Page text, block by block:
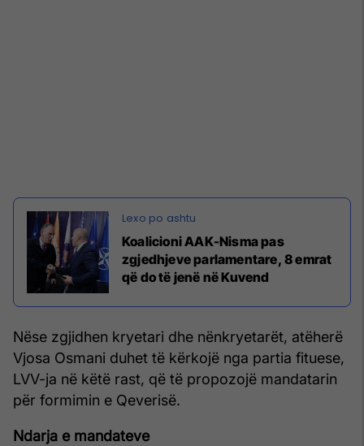
Koalicioni AAK-Nisma pas
zgjedhjeve parlamentare, 8 emrat
që do të jenë në Kuvend
Nëse zgjidhen kryetari dhe nënkryetarët, atëherë
Vjosa Osmani duhet të kërkojë nga partia fituese,
LVV-ja në këtë rast, që të propozojë mandatarin
për formimin e Qeverisë.
Ndarja e mandateve